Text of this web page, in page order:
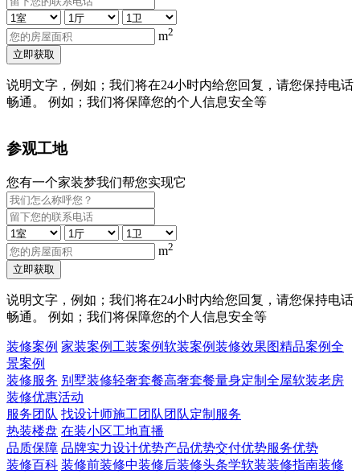
m2
立即获取
说明文字，例如；我们将在24小时内给您回复，请您保持电话
畅通。 例如；我们将保障您的个人信息安全等
参观工地
您有一个家装梦我们帮您实现它
m2
立即获取
说明文字，例如；我们将在24小时内给您回复，请您保持电话
畅通。 例如；我们将保障您的个人信息安全等
装修案例 家装案例 工装案例软装案例装修效果图精品案例全
景案例
装修服务 别墅装修轻奢套餐高奢套餐量身定制 全屋软装老房
装修优惠活动
服务团队 找设计师施工团队 团队定制服务
热装楼盘 在装小区工地直播
品质保障 品牌实力设计优势产品优势交付优势服务优势
装修百科 装修前装修中装修后装修头条学软装装修指南装修